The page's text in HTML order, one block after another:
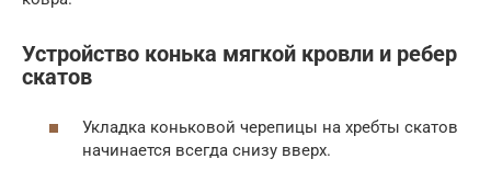
Устройство конька мягкой кровли и ребер
скатов
Укладка коньковой черепицы на хребты скатов
начинается всегда снизу вверх.